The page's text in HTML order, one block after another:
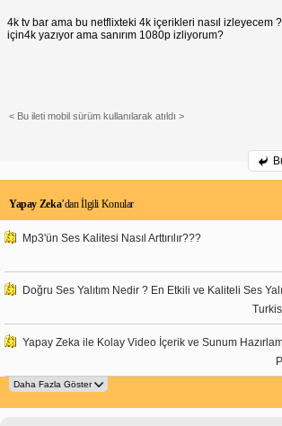
4k tv bar ama bu netflixteki 4k içerikleri nasıl izleyecem
için4k yazıyor ama sanırım 1080p izliyorum?
< Bu ileti mobil sürüm kullanılarak atıldı >
Yapay Zeka’dan İlgili Konular
Mp3'ün Ses Kalitesi Nasıl Arttırılır???
Doğru Ses Yalıtım Nedir ? En Etkili ve Kaliteli Ses
Yapay Zeka ile Kolay Video İçerik ve Sunum